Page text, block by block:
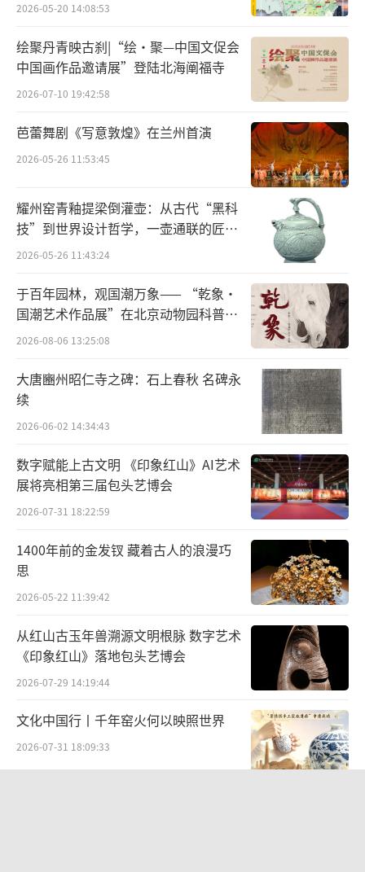
“我练过中国功夫，回到西班牙我会继续
学习。”他顿了顿，又补充道：“中国美食也
很棒，可惜在西班牙吃不到正宗的中国
菜。”虽然从小在异国长大，但在母亲日复一
日的言传身教中，中华文化的种子早已在这个
少年心中生根发芽。他对中华上下五千年历史
尤为着迷。“中国有着悠久的历史，这在其他
国家很少见。”林米阳为这份悠久而辉煌的文
明感到骄傲。这份骄傲，不仅仅是对“妈妈的
祖国”的认同，也让他对“我是谁”有了更清
图为林米阳在对外经贸大学参观
“作为混血儿，我常常被问到是西班牙人
还是中国人。这个问题曾经让我感到困
扰。”林米阳说。尽管他的中文表达已经十分
流利，但语言终究不能消除所有的文化隔阂。
但现在，随着与中国互动的逐渐增多，林米阳
越来越深刻地认识到，自己并不需要在两种文
化间做出取舍。他的存在本身，就是对文化交
2026-05-20 14:08:53
绘聚丹青映古刹|“绘·聚—中国文促会
中国画作品邀请展”登陆北海阐福寺
2026-07-10 19:42:58
芭蕾舞剧《写意敦煌》在兰州首演
2026-05-26 11:53:45
耀州窑青釉提梁倒灌壶：从古代“黑科
技”到世界设计哲学，一壶通联的匠心
宇宙
2026-05-26 11:43:24
于百年园林，观国潮万象—— “乾象·
国潮艺术作品展”在北京动物园科普馆
机动展厅开展
2026-08-06 13:25:08
大唐豳州昭仁寺之碑：石上春秋 名碑永
续
2026-06-02 14:34:43
数字赋能上古文明 《印象红山》AI艺术
展将亮相第三届包头艺博会
2026-07-31 18:22:59
1400年前的金发钗 藏着古人的浪漫巧
思
2026-05-22 11:39:42
从红山古玉年兽溯源文明根脉 数字艺术
《印象红山》落地包头艺博会
2026-07-29 14:19:44
文化中国行丨千年窑火何以映照世界
2026-07-31 18:09:33